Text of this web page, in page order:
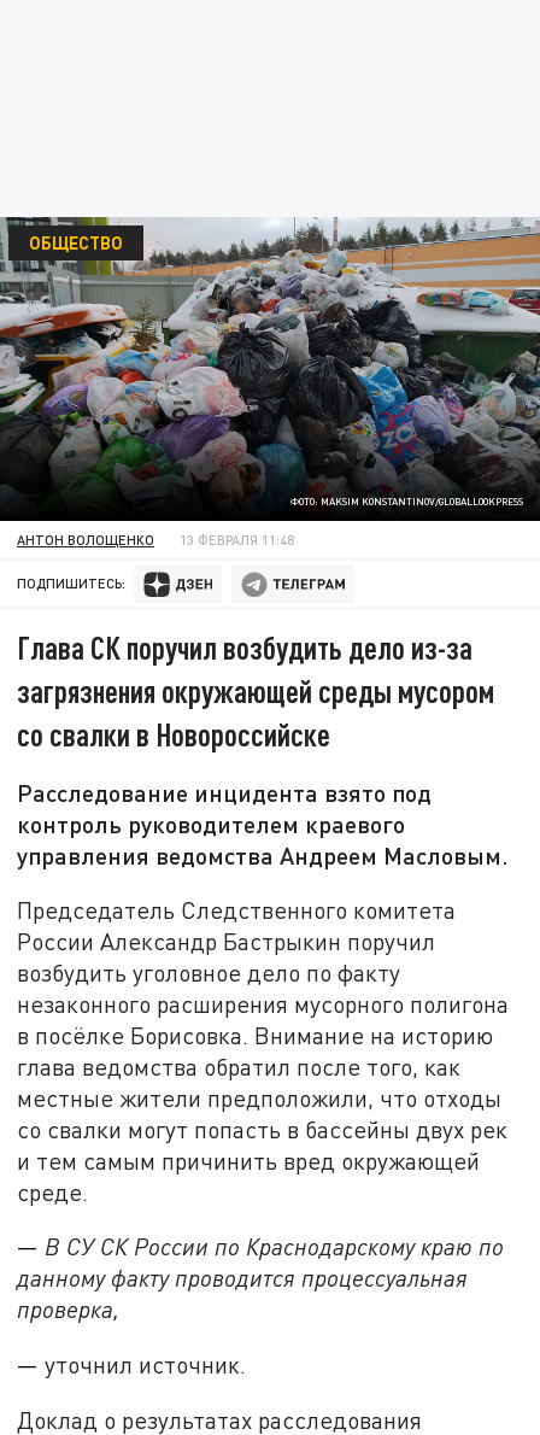
ФОТО: MAKSIM KONSTANTINOV/GLOBALLOOKPRESS
ОБЩЕСТВО
АНТОН ВОЛОЩЕНКО 13 ФЕВРАЛЯ 11:48
ПОДПИШИТЕСЬ:
Глава СК поручил возбудить дело из-за
загрязнения окружающей среды мусором
со свалки в Новороссийске
Расследование инцидента взято под
контроль руководителем краевого
управления ведомства Андреем Масловым.
Председатель Следственного комитета
России Александр Бастрыкин поручил
возбудить уголовное дело по факту
незаконного расширения мусорного полигона
в посёлке Борисовка. Внимание на историю
глава ведомства обратил после того, как
местные жители предположили, что отходы
со свалки могут попасть в бассейны двух рек
и тем самым причинить вред окружающей
среде.
— В СУ СК России по Краснодарскому краю по
данному факту проводится процессуальная
проверка,
—уточнил источник.
Доклад о результатах расследования